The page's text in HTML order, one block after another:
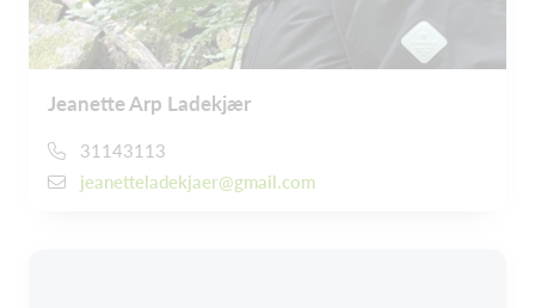
Jeanette Arp Ladekjær
31143113
jeanetteladekjaer@gmail.com